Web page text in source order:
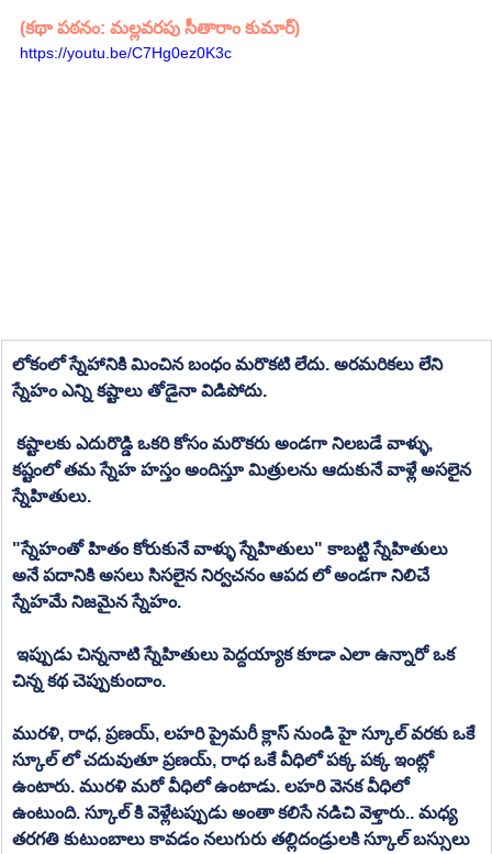
(కథా పఠనం: మల్లవరపు సీతారాం కుమార్)
https://youtu.be/C7Hg0ez0K3c
లోకంలో స్నేహానికి మించిన బంధం మరొకటి లేదు. అరమరికలు లేని
స్నేహం ఎన్ని కష్టాలు తోడైనా విడిపోదు.
కష్టంలో తమ స్నేహ హస్తం అందిస్తూ మిత్రులను ఆదుకునే వాళ్లే అసలైన
స్నేహితులు.
"స్నేహంతో హితం కోరుకునే వాళ్ళు స్నేహితులు" కాబట్టి స్నేహితులు
అనే పదానికి అసలు సిసలైన నిర్వచనం ఆపద లో అండగా నిలిచే
స్నేహమే నిజమైన స్నేహం.
చిన్న కథ చెప్పుకుందాం.
మురళి, రాధ, ప్రణయ్, లహరి ప్రైమరీ క్లాస్ నుండి హై స్కూల్ వరకు ఒకే
స్కూల్ లో చదువుతూ ప్రణయ్, రాధ ఒకే వీధిలో పక్క పక్క ఇంట్లో
ఉంటారు. మురళి మరో వీధిలో ఉంటాడు. లహరి వెనక వీధిలో
ఉంటుంది. స్కూల్ కి వెళ్లేటప్పుడు అంతా కలిసే నడిచి వెళ్తారు.. మధ్య
తరగతి కుటుంబాలు కావడం నలుగురు తల్లిదండ్రులకి స్కూల్ బస్సులు